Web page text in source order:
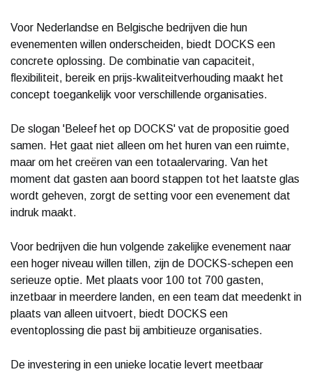
Voor Nederlandse en Belgische bedrijven die hun
evenementen willen onderscheiden, biedt DOCKS een
concrete oplossing. De combinatie van capaciteit,
flexibiliteit, bereik en prijs-kwaliteitverhouding maakt het
concept toegankelijk voor verschillende organisaties.
De slogan 'Beleef het op DOCKS' vat de propositie goed
samen. Het gaat niet alleen om het huren van een ruimte,
maar om het creëren van een totaalervaring. Van het
moment dat gasten aan boord stappen tot het laatste glas
wordt geheven, zorgt de setting voor een evenement dat
indruk maakt.
Voor bedrijven die hun volgende zakelijke evenement naar
een hoger niveau willen tillen, zijn de DOCKS-schepen een
serieuze optie. Met plaats voor 100 tot 700 gasten,
inzetbaar in meerdere landen, en een team dat meedenkt in
plaats van alleen uitvoert, biedt DOCKS een
eventoplossing die past bij ambitieuze organisaties.
De investering in een unieke locatie levert meetbaar